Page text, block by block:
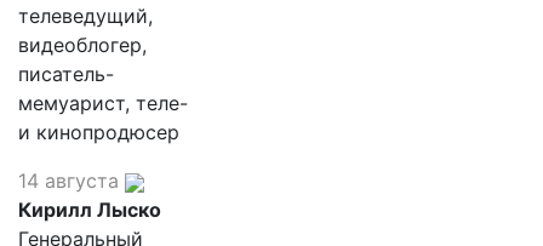
телеведущий,
видеоблогер,
писатель-
мемуарист, теле-
и кинопродюсер
14 августа
Кирилл Лыско
Генеральный